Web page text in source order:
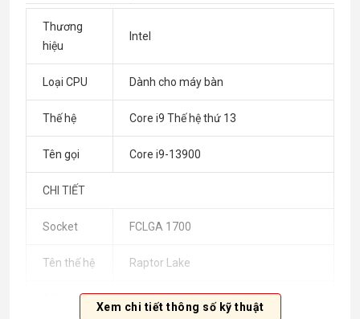
Thương
hiệu
Intel
Loại CPU Dành cho máy bàn
Thế hệ Core i9 Thế hệ thứ 13
Tên gọi Core i9-13900
CHI TIẾT
Socket FCLGA 1700
Tên thế hệ Raptor Lake
Số nhân
Xem chi tiết thông số kỹ thuật